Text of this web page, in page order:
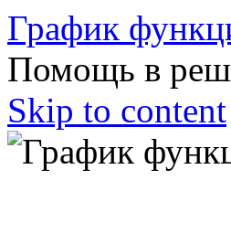
График
Помощь в
Skip to content